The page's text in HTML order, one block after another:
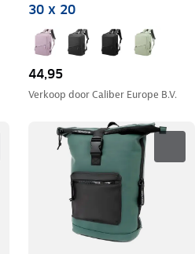
30 x 20
44,95
Verkoop doorCaliber Europe B.V.